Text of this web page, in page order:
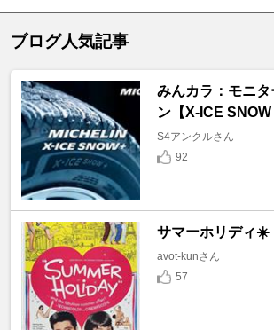
ブログ人気記事
みんカラ：モニ
ン【X-ICE SNOW
S4アンクルさん
92
サマーホリディ☀️
avot-kunさん
57